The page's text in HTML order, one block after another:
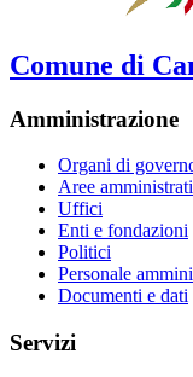
Comune di
Amministrazione
Organi di
Aree
Uffici
Enti e fondazioni
Politici
Personale
Documenti e dati
Servizi